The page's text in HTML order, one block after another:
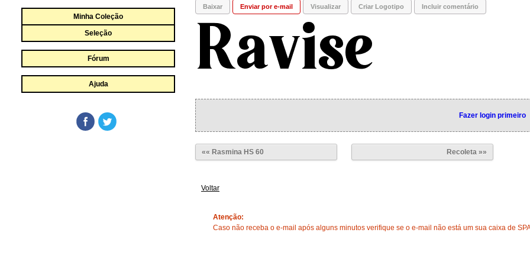
Minha Coleção
Seleção
Fórum
Ajuda
Baixar Enviar por e-mail Visualizar Criar Logotipo Incluir comentário
Fazer login primeiro
«« Rasmina HS 60 Recoleta »»
Voltar
Atenção:
Caso não receba o e-mail após alguns minutos verifique se o e-mail não está um sua caixa de